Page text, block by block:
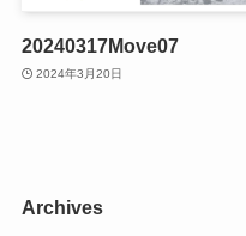
20240317Move07
2024年3月20日
Archives